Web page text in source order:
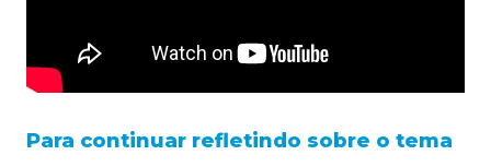
Para continuar refletindo sobre o tema